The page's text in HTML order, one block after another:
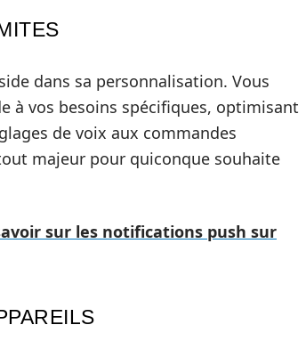
dans sa personnalisation. Vous
à vos besoins spécifiques, optimisant
de voix aux commandes
majeur pour quiconque souhaite
sur les notifications push sur